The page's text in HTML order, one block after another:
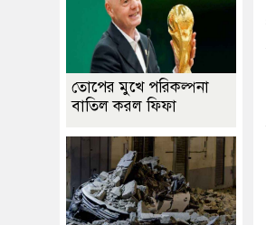
তোপের মুখে পরিকল্পনা
বাতিল করল ফিফা